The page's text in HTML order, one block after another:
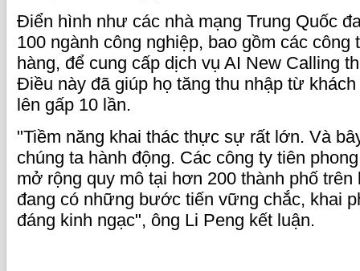
Điển hình như các nhà mạng Trung Quốc
100 ngành công nghiệp, bao gồm các công
hàng, để cung cấp dịch vụ AI New Calling
Điều này đã giúp họ tăng thu nhập từ
lên gấp 10 lần.
"Tiềm năng khai thác thực sự rất lớn. Và
chúng ta hành động. Các công ty tiên
mở rộng quy mô tại hơn 200 thành phố
đang có những bước tiến vững chắc, khai
đáng kinh ngạc", ông Li Peng kết luận.